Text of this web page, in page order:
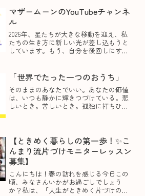
のです。それは、感謝であり、対話であ
り、魂の目覚めでもありまし...
マザームーンのYouTubeチャンネ
ル
2026年、星たちが大きな移動を迎え、私
たちの生き方に新しい光が差し込もうと
しています。もう、自分を後回しにする
生懸命で、 「自分の本当の気持ち」を後
回しにしてきた方も...
「世界でたった一つのおうち」
そのままのあなたでいい。あなたの価値
は、いつも静かに輝きつづけている。悲
しいとき。苦しいとき。孤独に打ちひし
「いっそ、消えてしまいたい...
【ときめく暮らしの第一歩！✨こ
んまり流片づけモニターレッスン
募集】
こんにちは！春の訪れを感じる今日この
頃、みなさんいかがお過ごしでしょう
か？私は、「人生がときめく片づけの魔